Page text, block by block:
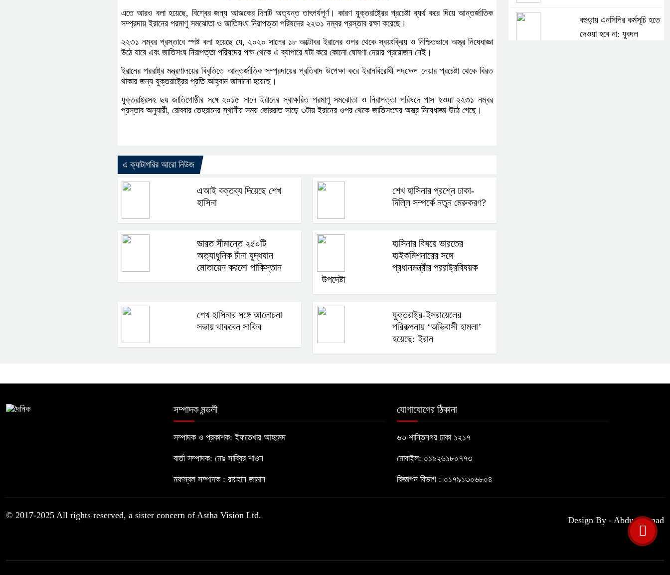
এতে আরও বলা হয়েছে, বিশ্বের জন্য আজকের দিনটি অত্যন্ত তাৎপর্যপূর্ণ। কারণ যুক্তরাষ্ট্রের প্রচেষ্টা ব্যর্থ করে দিয়ে আন্তর্জাতিক
সম্প্রদায় ইরানের পরমাণু সমঝোতা ও জাতিসংঘ নিরাপত্তা পরিষদের ২২৩১ নম্বর প্রস্তাব রক্ষা করেছে।
২২৩১ নম্বর প্রস্তাবে স্পষ্ট বলা হয়েছে যে, ২০২০ সালের ১৮ অক্টোবর ইরানের ওপর থেকে স্বয়ংক্রিয় ও নিশ্চিতভাবে অস্ত্র নিষেধাজ্ঞা
উঠে যাবে এবং জাতিসংঘ নিরাপত্তা পরিষদের পক্ষ থেকে এ ব্যাপারে ঘটা করে কোনো ঘোষণা দেয়ার প্রয়োজন নেই।
ইরানের পররাষ্ট্র মন্ত্রণালয়ের বিবৃতিতে আন্তর্জাতিক সম্প্রদায়ের প্রতিবাদ উপেক্ষা করে ইরানবিরোধী পদক্ষেপ নেয়ার প্রচেষ্টা থেকে বিরত
থাকার জন্য যুক্তরাষ্ট্রের প্রতি আহ্বান জানানো হয়েছে।
যুক্তরাষ্ট্রসহ ছয় জাতিগোষ্ঠীর সঙ্গে ২০১৫ সালে ইরানের স্বাক্ষরিত পরমাণু সমঝোতা ও নিরাপত্তা পরিষদে পাস হওয়া ২২৩১ নম্বর
প্রস্তাব অনুযায়ী, রোববার তেহরানের স্থানীয় সময় ভোররাত সাড়ে ৩টায় ইরানের ওপর থেকে জাতিসংঘের অস্ত্র নিষেধাজ্ঞা উঠে গেছে।
এ ক্যাটাগরির আরো নিউজ
এআই বক্তব্য দিয়েছে শেখ
হাসিনা
শেখ হাসিনার প্রশ্নে ঢাকা-
দিল্লি সম্পর্কে নতুন মেরুকরণ?
ভারত সীমান্তে ২৫০টি
অত্যাধুনিক চীনা যুদ্ধযান
মোতায়েন করলো পাকিস্তান
হাসিনার বিষয়ে ভারতের
হাইকমিশনারের সঙ্গে
প্রধানমন্ত্রীর পররাষ্ট্রবিষয়ক
উপদেষ্টা
শেখ হাসিনার সঙ্গে আলোচনা
সভায় থাকবেন সাকিব
যুক্তরাষ্ট্র-ইসরায়েলের
পরিকল্পনায় ‘অভিবাসী হামলা’
হয়েছে: ইরান
বগুড়ায় এনসিপির কর্মসূচি হতে
দেওয়া হবে না: যুবদল
সম্পাদক মন্ডলী
সম্পাদক ও প্রকাশক: ইফতেখার আহমেদ
বার্তা সম্পাদক: মোঃ সাব্বির শাওন
মফস্বল সম্পাদক : রায়হান জামান
যোগাযোগের ঠিকানা
৬৩ শান্তিনগর ঢাকা ১২১৭
মোবাইল: ০১৯২৬১৮০৭৭৩
বিজ্ঞাপন বিভাগ : ০১৭৯১৩০৬৮০৪
© 2017-2025 All rights reserved, a sister concern of Astha Vision Ltd. Design By - Abdus Samad